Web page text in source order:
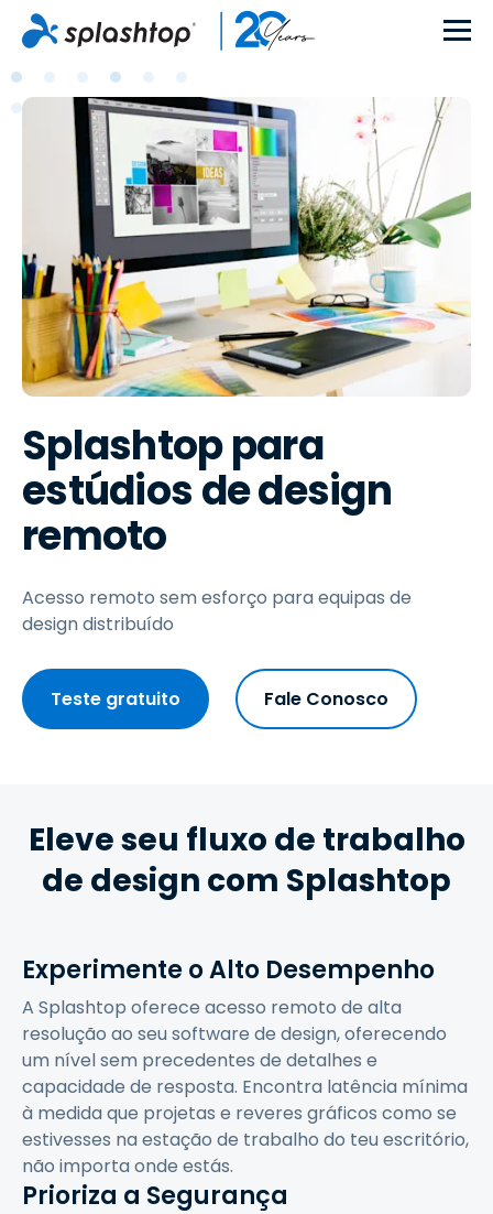
Splashtop para
estúdios de design
remoto
Acesso remoto sem esforço para equipas de
design distribuído
Teste gratuito Fale Conosco
Eleve seu fluxo de trabalho
de design com Splashtop
Experimente o Alto Desempenho
A Splashtop oferece acesso remoto de alta
resolução ao seu software de design, oferecendo
um nível sem precedentes de detalhes e
capacidade de resposta. Encontra latência mínima
à medida que projetas e reveres gráficos como se
estivesses na estação de trabalho do teu escritório,
não importa onde estás.
Prioriza a Segurança